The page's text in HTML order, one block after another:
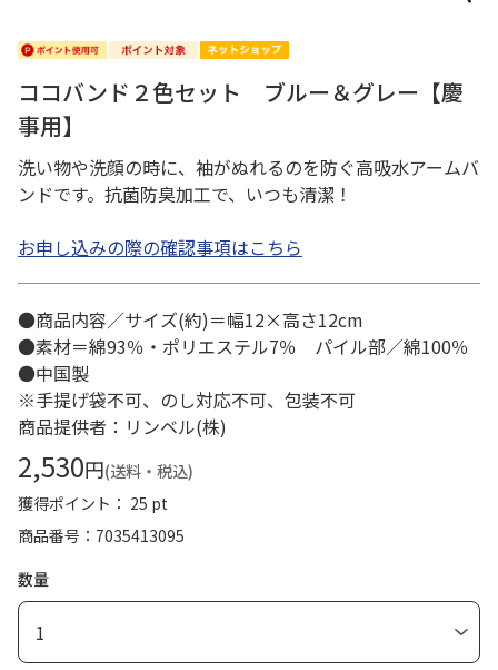
ココバンド２色セット ブルー＆グレー【慶
事用】
洗い物や洗顔の時に、袖がぬれるのを防ぐ高吸水アームバ
ンドです。抗菌防臭加工で、いつも清潔！
お申し込みの際の確認事項はこちら
●商品内容／サイズ(約)＝幅12×高さ12cm
●素材＝綿93％・ポリエステル7％ パイル部／綿100％
●中国製
※手提げ袋不可、のし対応不可、包装不可
商品提供者：リンベル(株)
2,530円(送料・税込)
獲得ポイント： 25 pt
商品番号
7035413095
数量
1